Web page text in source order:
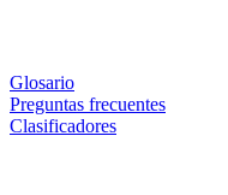
Glosario
Preguntas frecuentes
Clasificadores